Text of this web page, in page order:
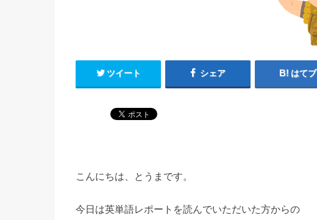
ツイート シェア はてブ
こんにちは、とうまです。
今日は英単語レポートを読んでいただいた方からの